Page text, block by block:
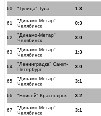
60 "Тулица" Тула 1:3
61
"Динамо-Метар"
Челябинск
0:3
62
"Динамо-Метар"
Челябинск
3:0
63
"Динамо-Метар"
Челябинск
1:3
64
"Ленинградка" Санкт-
Петербург
3:0
65
"Динамо-Метар"
Челябинск
3:1
66 "Енисей" Красноярск 3:2
67
"Динамо-Метар"
Челябинск
3:1